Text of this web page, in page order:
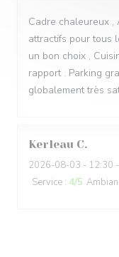
Cadre chaleureux ,
attractifs pour tous
un bon choix ,
rapport . Parking
globalement très
Kerleau C
2026-08-03 - 12:30
Service : 4/5